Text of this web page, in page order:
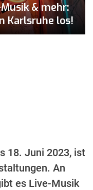
& mehr:
Karlsruhe los!
18. Juni 2023, ist
An
es Live-Musik